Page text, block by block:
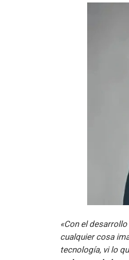
«Con el
cualquier cosa
tecnología, vi lo